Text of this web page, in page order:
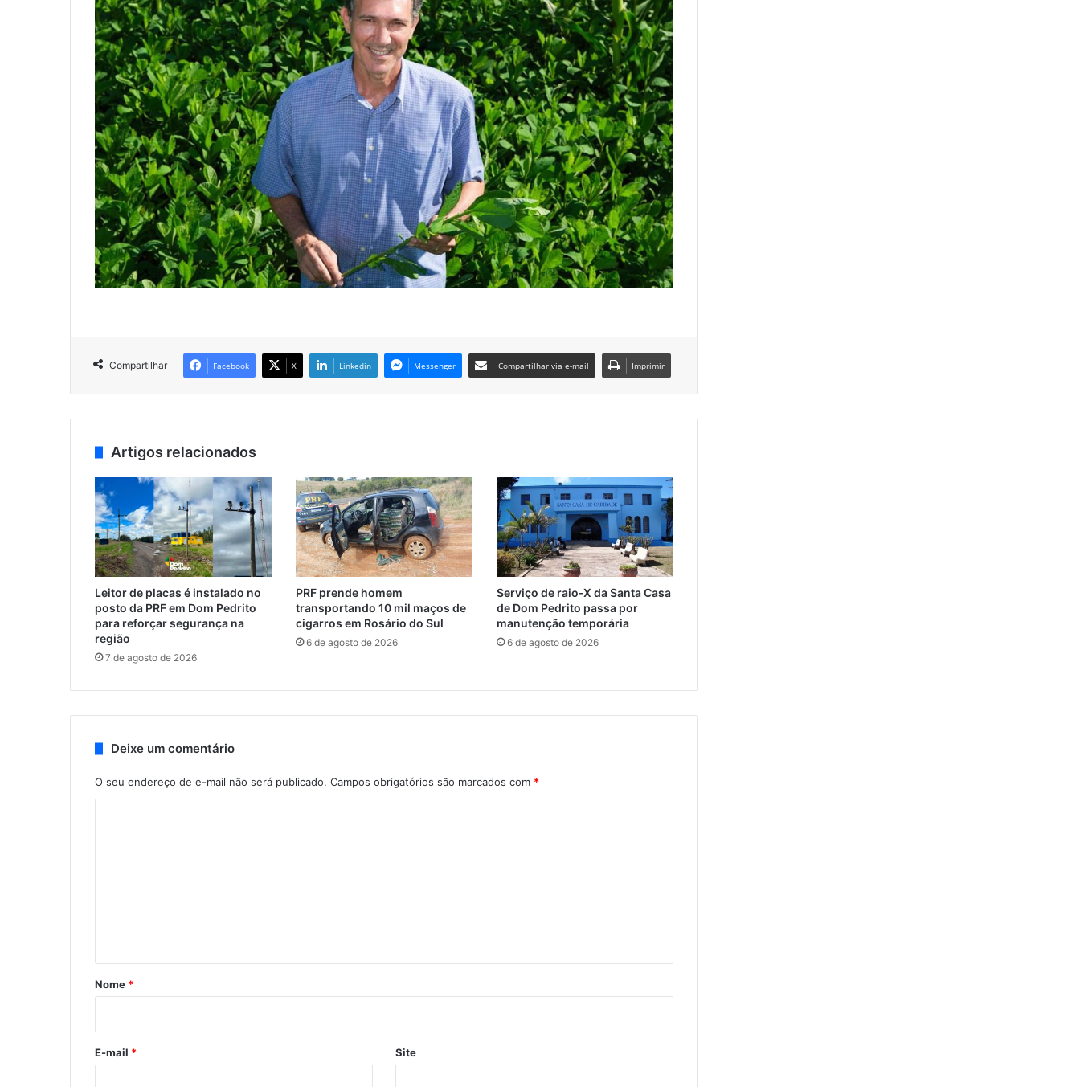
Compartilhar Facebook X Linkedin Messenger Compartilhar via e-mail Imprimir
Artigos relacionados
Leitor de placas é instalado no
posto da PRF em Dom Pedrito
para reforçar segurança na
região
7 de agosto de 2026
PRF prende homem
transportando 10 mil maços de
cigarros em Rosário do Sul
6 de agosto de 2026
Serviço de raio-X da Santa Casa
de Dom Pedrito passa por
manutenção temporária
6 de agosto de 2026
Deixe um comentário
O seu endereço de e-mail não será publicado. Campos obrigatórios são marcados com *
r
*
Nome *
E-mail * Site